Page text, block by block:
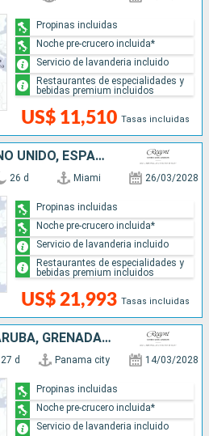
US$ 11,510 Tasas incluidas
Propinas incluidas
Noche pre-crucero incluida*
Servicio de lavanderia incluido
Restaurantes de especialidades y
bebidas premium incluidos
ESTADOS UNIDOS, REINO UNIDO, ESPAÑA, MARRUECOS, PORTUGAL
26 d Miami 26/03/2028
US$ 21,993 Tasas incluidas
Propinas incluidas
Noche pre-crucero incluida*
Servicio de lavanderia incluido
Restaurantes de especialidades y
bebidas premium incluidos
PANAMÁ, COLOMBIA, ARUBA, GRENADA, DOMINICA, ESTADOS UNIDOS, REINO UNIDO, PORTUGAL, ESPAÑA
27 d Panama city 14/03/2028
Propinas incluidas
Noche pre-crucero incluida*
Servicio de lavanderia incluido